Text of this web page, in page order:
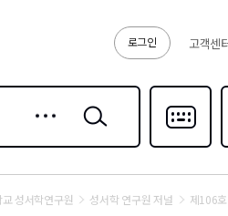
로그인 고객센
검색
다국어입력
성서학연구원 성서학 연구원 저널 제106호